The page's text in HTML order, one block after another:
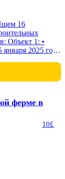
2025 года
ферме в
10£